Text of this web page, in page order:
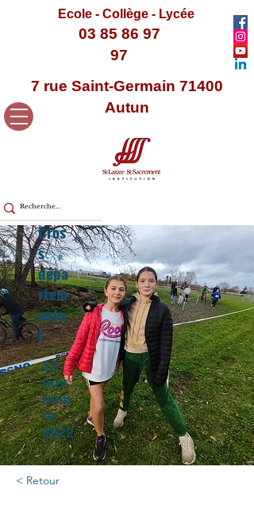
Ecole - Collège - Lycée
03 85 86 97
97
7 rue Saint-Germain 71400
Autun
Cros
s
dépa
rtem
enta
l
23
nov
emb
re
2022
< Retour